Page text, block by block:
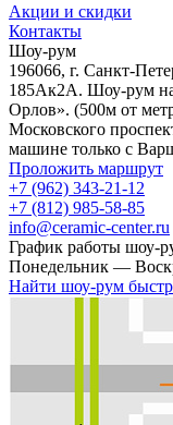
Акции и скидки
Контакты
Шоу-рум
196066, г. Санкт-
185Ак2А. Шоу-рум
Орлов». (500м от
Московского
машине только с
Проложить маршрут
+7 (962) 343-21-12
+7 (812) 985-58-85
info@ceramic-center.ru
График работы шоу-
Понедельник —
Найти шоу-рум